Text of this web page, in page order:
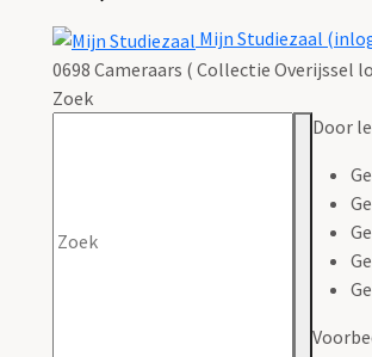
Mijn Studiezaal
0698 Cameraars ( Collectie Overijssel
Zoek
Door